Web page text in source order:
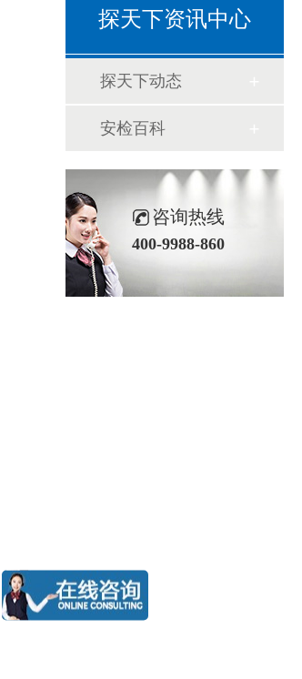
探天下资讯中心
探天下动态
安检百科
咨询热线
400-9988-860